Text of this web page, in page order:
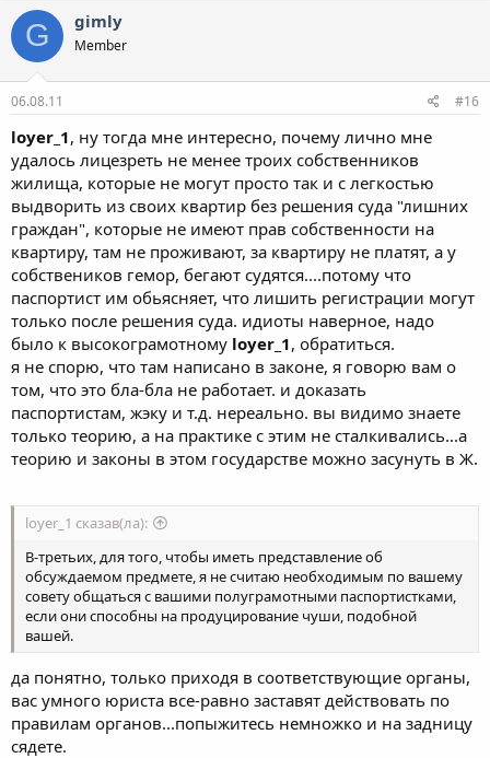
G gimly
Member
06.08.11 #16
loyer_1, ну тогда мне интересно, почему лично мне
удалось лицезреть не менее троих собственников
жилища, которые не могут просто так и с легкостью
выдворить из своих квартир без решения суда "лишних
граждан", которые не имеют прав собственности на
квартиру, там не проживают, за квартиру не платят, а у
собствеников гемор, бегают судятся....потому что
паспортист им обьясняет, что лишить регистрации могут
только после решения суда. идиоты наверное, надо
было к высокограмотному loyer_1, обратиться.
я не спорю, что там написано в законе, я говорю вам о
том, что это бла-бла не работает. и доказать
паспортистам, жэку и т.д. нереально. вы видимо знаете
только теорию, а на практике с этим не сталкивались...а
теорию и законы в этом государстве можно засунуть в Ж.
loyer_1 сказав(ла):
В-третьих, для того, чтобы иметь представление об
обсуждаемом предмете, я не считаю необходимым по вашему
совету общаться с вашими полуграмотными паспортистками,
если они способны на продуцирование чуши, подобной
вашей.
да понятно, только приходя в соответствующие органы,
вас умного юриста все-равно заставят действовать по
правилам органов...попыжитесь немножко и на задницу
сядете.